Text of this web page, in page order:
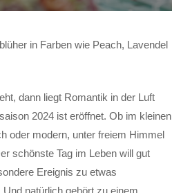
in Farben wie Peach, Lavendel
dann liegt Romantik in der Luft
2024 ist eröffnet. Ob im kleinen
oder modern, unter freiem Himmel
schönste Tag im Leben will gut
Ereignis zu etwas